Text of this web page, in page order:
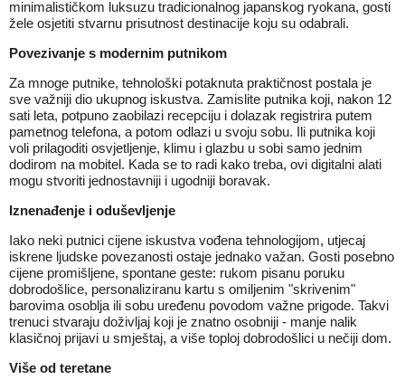
minimalističkom luksuzu tradicionalnog japanskog ryokana, gosti
žele osjetiti stvarnu prisutnost destinacije koju su odabrali.
Povezivanje s modernim putnikom
Za mnoge putnike, tehnološki potaknuta praktičnost postala je
sve važniji dio ukupnog iskustva. Zamislite putnika koji, nakon 12
sati leta, potpuno zaobilazi recepciju i dolazak registrira putem
pametnog telefona, a potom odlazi u svoju sobu. Ili putnika koji
voli prilagoditi osvjetljenje, klimu i glazbu u sobi samo jednim
dodirom na mobitel. Kada se to radi kako treba, ovi digitalni alati
mogu stvoriti jednostavniji i ugodniji boravak.
Iznenađenje i oduševljenje
Iako neki putnici cijene iskustva vođena tehnologijom, utjecaj
iskrene ljudske povezanosti ostaje jednako važan. Gosti posebno
cijene promišljene, spontane geste: rukom pisanu poruku
dobrodošlice, personaliziranu kartu s omiljenim "skrivenim"
barovima osoblja ili sobu uređenu povodom važne prigode. Takvi
trenuci stvaraju doživljaj koji je znatno osobniji - manje nalik
klasičnoj prijavi u smještaj, a više toploj dobrodošlici u nečiji dom.
Više od teretane